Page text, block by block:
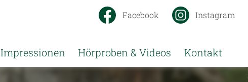
Impressionen Hörproben & Videos Kontakt
Facebook Instagram